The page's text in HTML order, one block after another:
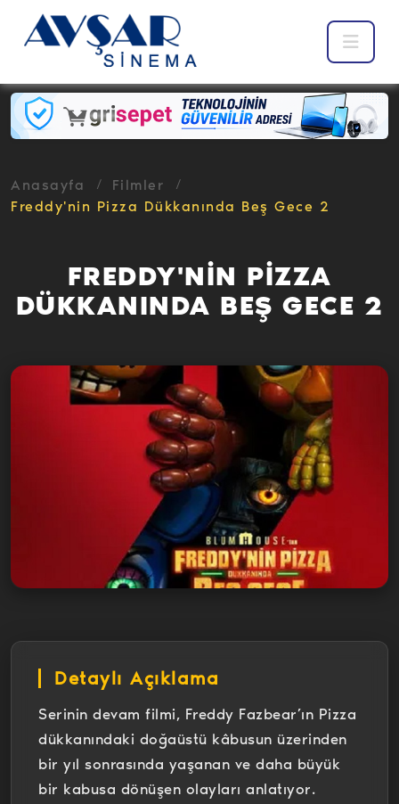
Anasayfa
Filmler
Freddy'nin Pizza Dükkanında Beş Gece 2
FREDDY'NİN PİZZA
DÜKKANINDA BEŞ GECE 2
Detaylı Açıklama
Serinin devam filmi, Freddy Fazbear’ın Pizza
dükkanındaki doğaüstü kâbusun üzerinden
bir yıl sonrasında yaşanan ve daha büyük
bir kabusa dönüşen olayları anlatıyor.